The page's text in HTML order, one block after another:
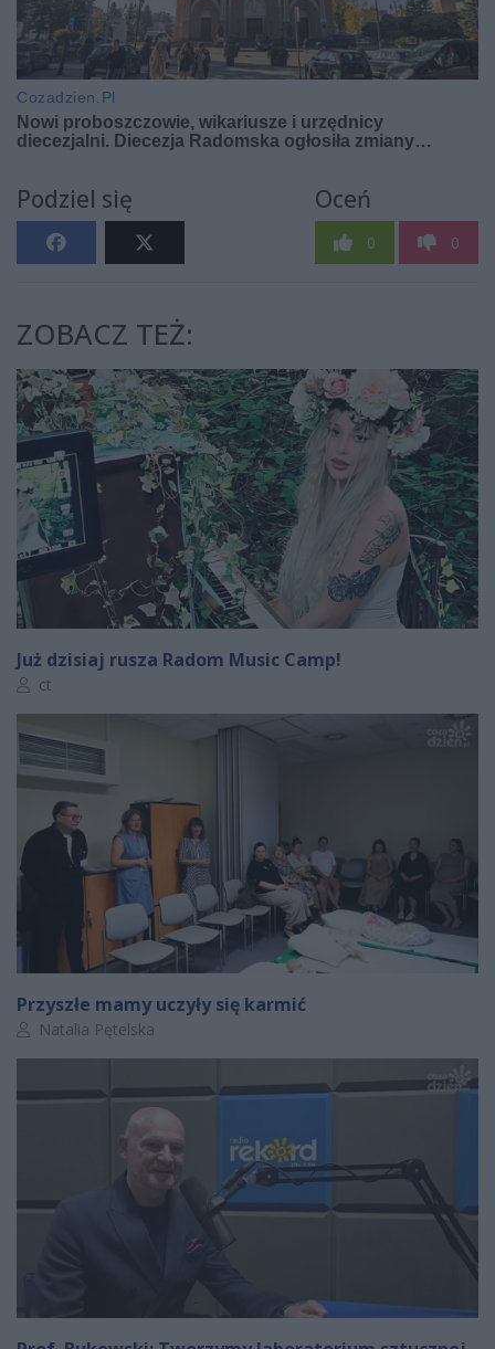
Podziel się Oceń
0 0
ZOBACZ TEŻ:
Już dzisiaj rusza Radom Music Camp!
Autor artykułu:
ct
Przyszłe mamy uczyły się karmić
Autor artykułu:
Natalia Pętelska